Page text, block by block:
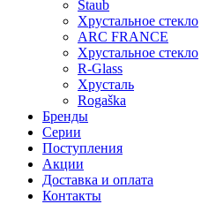
Staub
Хрустальное стекло
ARC FRANCE
Хрустальное стекло
R-Glass
Хрусталь
Rogaška
Бренды
Серии
Поступления
Акции
Доставка и оплата
Контакты